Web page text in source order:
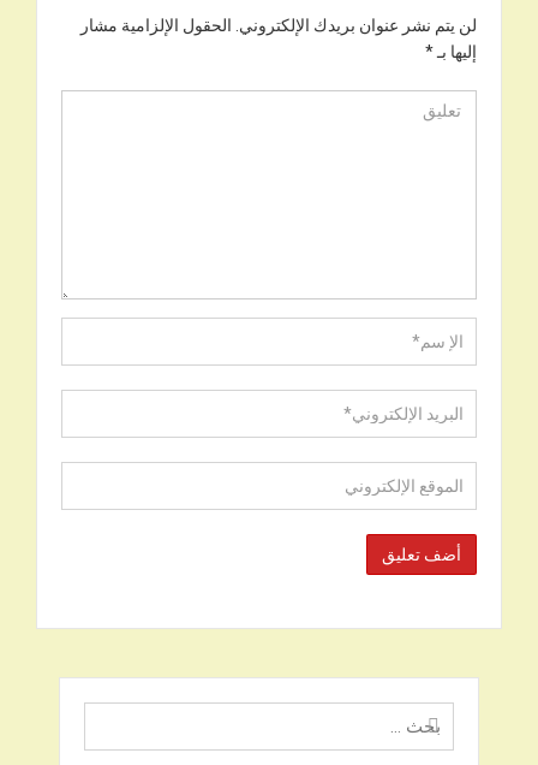
لن يتم نشر عنوان بريدك الإلكتروني. الحقول الإلزامية مشار
إليها بـ*
البحث
عن